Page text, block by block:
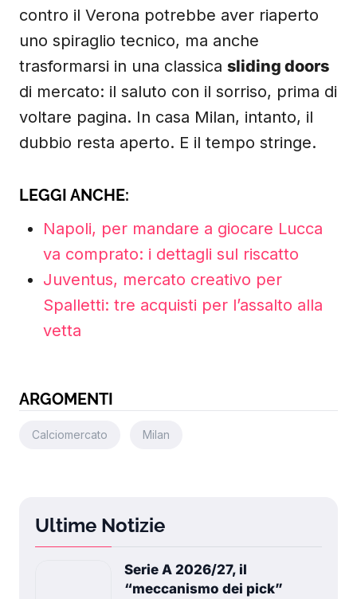
contro il Verona potrebbe aver riaperto
uno spiraglio tecnico, ma anche
trasformarsi in una classica sliding doors
di mercato: il saluto con il sorriso, prima di
voltare pagina. In casa Milan, intanto, il
dubbio resta aperto. E il tempo stringe.
LEGGI ANCHE:
Napoli, per mandare a giocare Lucca
va comprato: i dettagli sul riscatto
Juventus, mercato creativo per
Spalletti: tre acquisti per l’assalto alla
vetta
ARGOMENTI
Calciomercato Milan
Ultime Notizie
Serie A 2026/27, il
“meccanismo dei pick”